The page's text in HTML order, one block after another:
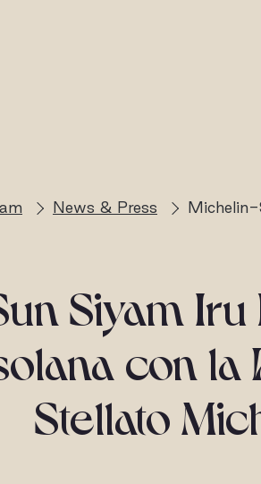
News & Press Michelin-
Siyam Iru
con la
Stellato